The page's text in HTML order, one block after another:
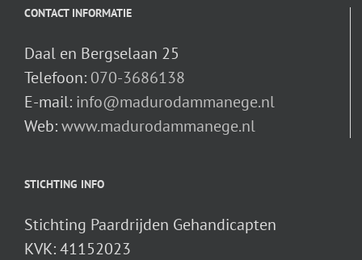
CONTACT INFORMATIE
Daal en Bergselaan 25
Telefoon: 070-3686138
E-mail: info@madurodammanege.nl
Web:www.madurodammanege.nl
STICHTING INFO
Stichting Paardrijden Gehandicapten
KVK: 41152023